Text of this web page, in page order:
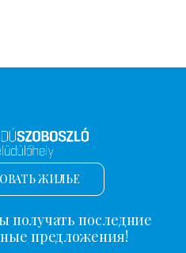
ЖИЛЬЕ
получать последние
предложения!